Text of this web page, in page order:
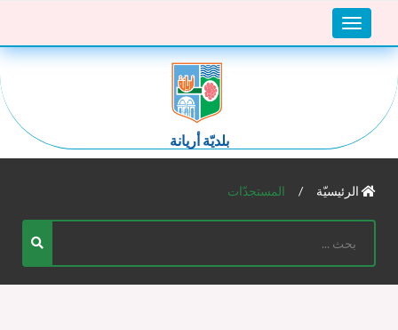
Toggle
navigation
بلديّة أريانة
الرئيسيّة المستجدّات